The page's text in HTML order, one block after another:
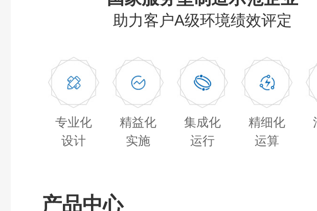
助力客户A级环境绩效评定
专业化
设计
精益化
实施
集成化
运行
精细化
运算
产品中心